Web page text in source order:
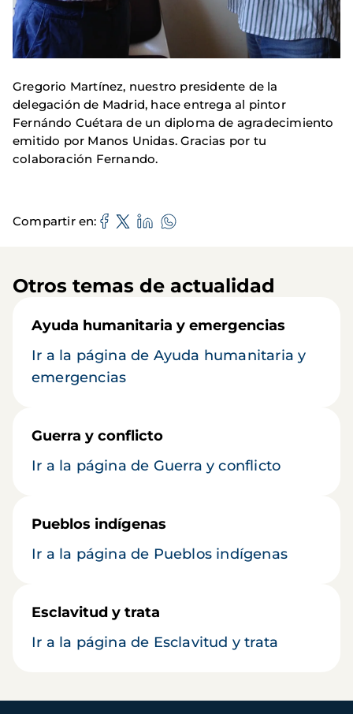
Gregorio Martínez, nuestro presidente de la
delegación de Madrid, hace entrega al pintor
Fernándo Cuétara de un diploma de agradecimiento
emitido por Manos Unidas. Gracias por tu
colaboración Fernando.
Compartir en
Otros temas de actualidad
Ayuda humanitaria y emergencias
Ir a la página de Ayuda humanitaria y
emergencias
Guerra y conflicto
Ir a la página de Guerra y conflicto
Pueblos indígenas
Ir a la página de Pueblos indígenas
Esclavitud y trata
Ir a la página de Esclavitud y trata